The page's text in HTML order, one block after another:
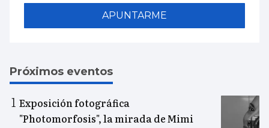
APUNTARME
Próximos eventos
Exposición fotográfica
"Photomorfosis", la mirada de Mimi